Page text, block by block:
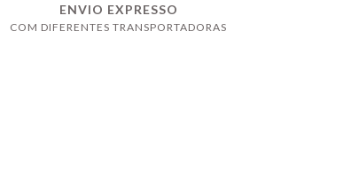
ENVIO EXPRESSO
COM DIFERENTES TRANSPORTADORAS